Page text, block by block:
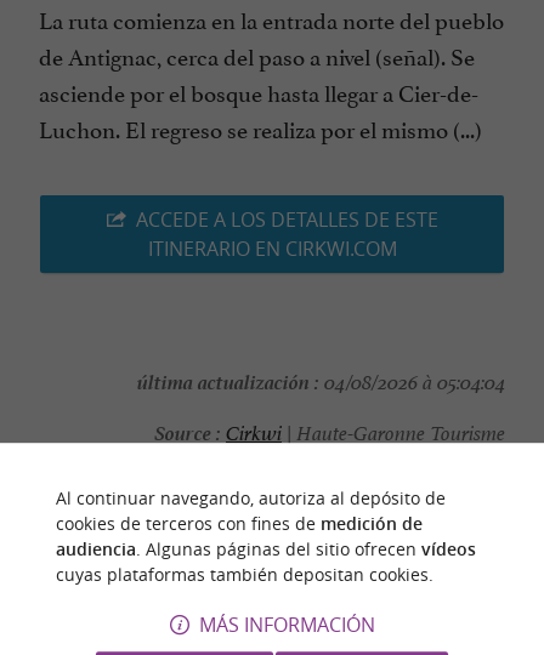
La ruta comienza en la entrada norte del pueblo
de Antignac, cerca del paso a nivel (señal). Se
asciende por el bosque hasta llegar a Cier-de-
Luchon. El regreso se realiza por el mismo (...)
ACCEDE A LOS DETALLES DE ESTE
ITINERARIO EN CIRKWI.COM
última actualización : 04/08/2026 à 05:04:04
Source : Cirkwi | Haute-Garonne Tourisme
PARA DESCUBRIRALREDEDOR
Al continuar navegando, autoriza al depósito de
cookies de terceros con fines de medición de
audiencia . Algunas páginas del sitio ofrecen vídeos
cuyas plataformas también depositan cookies.
MÁS INFORMACIÓN